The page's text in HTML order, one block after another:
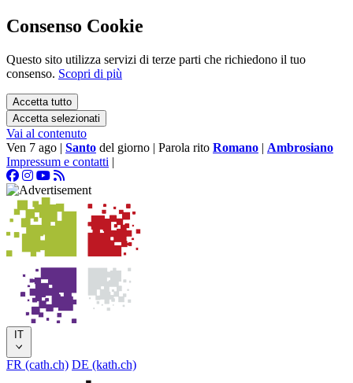
Consenso Cookie
Questo sito utilizza servizi di terze parti che richiedono il tuo
consenso. Scopri di più
Accetta tutto
Accetta selezionati
Vai al contenuto
Ven 7 ago | Santo del giorno | Parola rito Romano | Ambrosiano
Impressum e contatti |
IT
FR (cath.ch) DE (kath.ch)